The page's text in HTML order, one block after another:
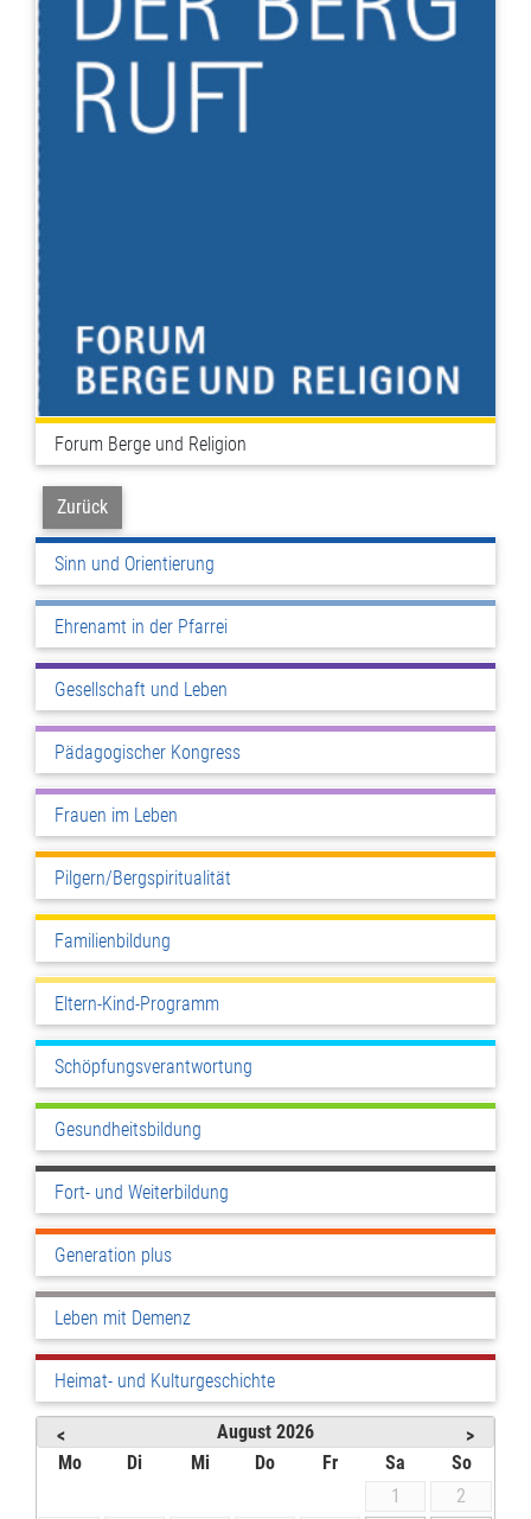
Forum Berge und Religion
Zurück
Sinn und Orientierung
Ehrenamt in der Pfarrei
Gesellschaft und Leben
Pädagogischer Kongress
Frauen im Leben
Pilgern/Bergspiritualität
Familienbildung
Eltern-Kind-Programm
Schöpfungsverantwortung
Gesundheitsbildung
Fort- und Weiterbildung
Generation plus
Leben mit Demenz
Heimat- und Kulturgeschichte
< >
August 2026
Mo
Di Mi Do Fr Sa
So
1
2